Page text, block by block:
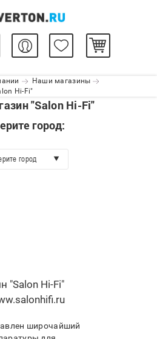
Наши магазины
Hi-Fi"
"Salon Hi-Fi"
город:
город
"Salon Hi-Fi"
широчайший